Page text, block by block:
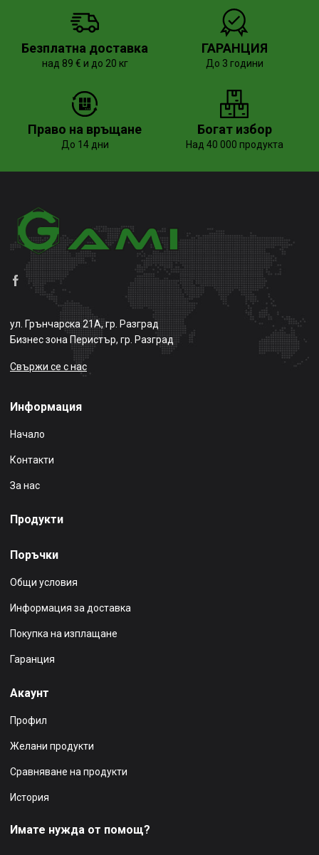
Безплатна доставка
над 89 € и до 20 кг
ГАРАНЦИЯ
До 3 години
Право на връщане
До 14 дни
Богат избор
Над 40 000 продукта
ул. Грънчарска 21А, гр. Разград
Бизнес зона Перистър, гр. Разград
Свържи се с нас
Информация
Начало
Контакти
За нас
Продукти
Поръчки
Общи условия
Информация за доставка
Покупка на изплащане
Гаранция
Акаунт
Профил
Желани продукти
Сравняване на продукти
История
Имате нужда от помощ?